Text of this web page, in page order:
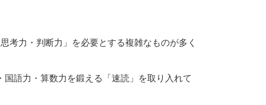
考力・判断力」を必要とする複雑なものが多く
語力・算数力を鍛える「速読」を取り入れて